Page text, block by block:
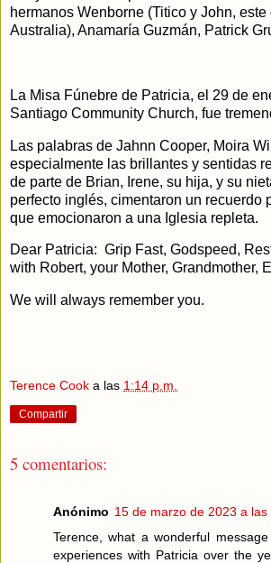
hermanos Wenborne (Titico y John,
Australia), Anamaría Guzmán, Patrick
La Misa Fúnebre de Patricia, el 29 de
Santiago Community Church, fue
Las palabras de Jahnn Cooper, Moira
especialmente las brillantes y sentidas
de parte de Brian, Irene, su hija, y su
perfecto inglés, cimentaron un recuerdo
que emocionaron a una Iglesia repleta.
Dear Patricia: Grip Fast, Godspeed,
with Robert, your Mother, Grandmother,
We will always remember you.
Terence Cook a las 1:14 p.m.
Compartir
5 comentarios:
Anónimo 15 de marzo de 2023 a las
Terence, what a wonderful
experiences with Patricia over the